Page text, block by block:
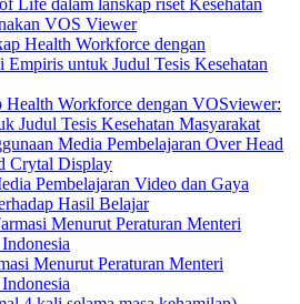
Life dalam lanskap riset Kesehatan
VOS Viewer
Health Workforce dengan VOSviewer:
Judul Tesis Kesehatan Masyarakat
Media Pembelajaran Over Head
Crytal Display
Pembelajaran Video dan Gaya
Hasil Belajar
Menurut Peraturan Menteri